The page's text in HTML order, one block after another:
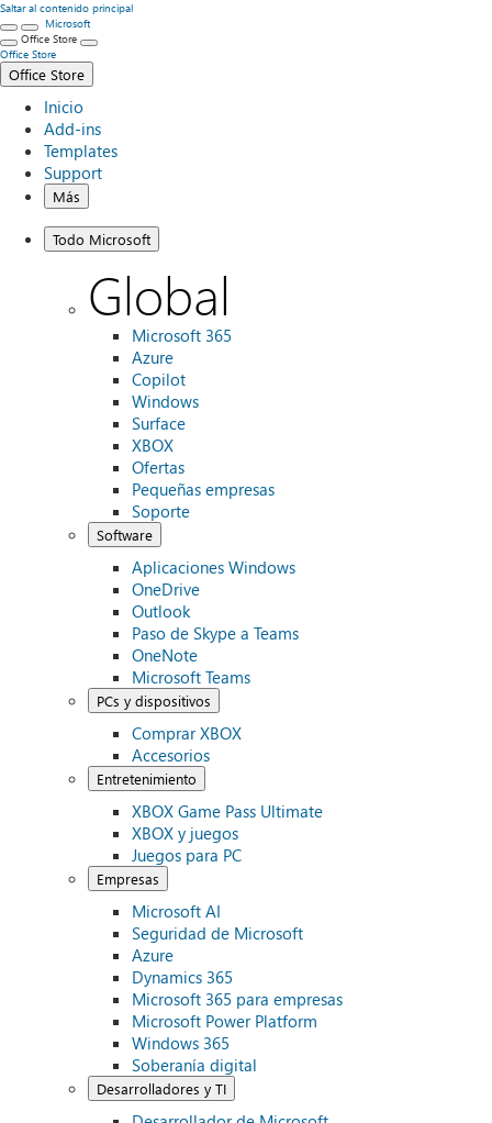
Saltar al contenido principal
Microsoft
Office Store
Office Store
Office Store
Inicio
Add-ins
Templates
Support
Más
Todo Microsoft
Global
Microsoft 365
Azure
Copilot
Windows
Surface
XBOX
Ofertas
Pequeñas empresas
Soporte
Software
Aplicaciones Windows
OneDrive
Outlook
Paso de Skype a Teams
OneNote
Microsoft Teams
PCs y dispositivos
Comprar XBOX
Accesorios
Entretenimiento
XBOX Game Pass Ultimate
XBOX y juegos
Juegos para PC
Empresas
Microsoft AI
Seguridad de Microsoft
Azure
Dynamics 365
Microsoft 365 para empresas
Microsoft Power Platform
Windows 365
Soberanía digital
Desarrolladores y TI